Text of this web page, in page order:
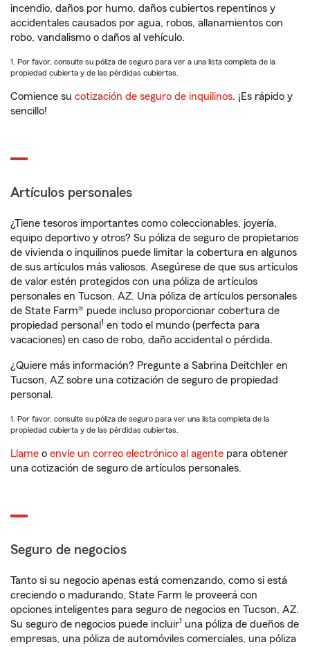
incendio, daños por humo, daños cubiertos repentinos y
accidentales causados por agua, robos, allanamientos con
robo, vandalismo o daños al vehículo.
1. Por favor, consulte su póliza de seguro para ver a una lista completa de la
propiedad cubierta y de las pérdidas cubiertas.
Comience su cotización de seguro de inquilinos. ¡Es rápido y
sencillo!
Artículos personales
¿Tiene tesoros importantes como coleccionables, joyería,
equipo deportivo y otros? Su póliza de seguro de propietarios
de vivienda o inquilinos puede limitar la cobertura en algunos
de sus artículos más valiosos. Asegúrese de que sus artículos
de valor estén protegidos con una póliza de artículos
personales en Tucson, AZ. Una póliza de artículos personales
de State Farm® puede incluso proporcionar cobertura de
propiedad personal 1 en todo el mundo (perfecta para
vacaciones) en caso de robo, daño accidental o pérdida.
¿Quiere más información? Pregunte a Sabrina Deitchler en
Tucson, AZ sobre una cotización de seguro de propiedad
personal.
1. Por favor, consulte su póliza de seguro para ver una lista completa de la
propiedad cubierta y de las pérdidas cubiertas.
Llame o envíe un correo electrónico al agente para obtener
una cotización de seguro de artículos personales.
Seguro de negocios
Tanto si su negocio apenas está comenzando, como si está
creciendo o madurando, State Farm le proveerá con
opciones inteligentes para seguro de negocios en Tucson, AZ.
Su seguro de negocios puede incluir1 una póliza de dueños de
empresas, una póliza de automóviles comerciales, una póliza